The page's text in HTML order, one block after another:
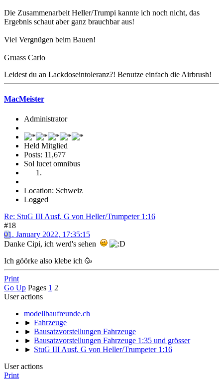
Die Zusammenarbeit Heller/Trumpi kannte ich noch nicht, das
Ergebnis schaut aber ganz brauchbar aus!
Viel Vergnügen beim Bauen!
Gruass Carlo
Leidest du an Lackdoseintoleranz?! Benutze einfach die Airbrush!
MacMeister
Administrator
Held Mitglied
Posts: 11,677
Sol lucet omnibus
Location: Schweiz
Logged
Re: StuG III Ausf. G von Heller/Trumpeter 1:16
#18
01. January 2022, 17:35:15
Danke Cipi, ich werd's sehen
Ich göörke also klebe ich 🥳
Print
Go Up Pages 1 2
User actions
modellbaufreunde.ch
► Fahrzeuge
► Bausatzvorstellungen Fahrzeuge
► Bausatzvorstellungen Fahrzeuge 1:35 und grösser
► StuG III Ausf. G von Heller/Trumpeter 1:16
User actions
Print